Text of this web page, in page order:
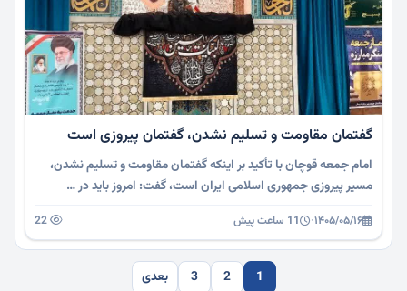
گفتمان مقاومت و تسلیم نشدن، گفتمان پیروزی است
امام جمعه قوچان با تأکید بر اینکه گفتمان مقاومت و تسلیم نشدن،
مسیر پیروزی جمهوری اسلامی ایران است، گفت: امروز باید در …
۱۴۰۵/۰۵/۱۶· 11 ساعت پیش
1
2
3 بعدی